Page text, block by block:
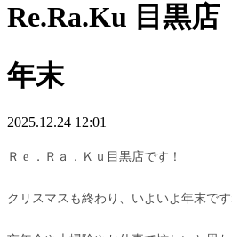
Re.Ra.Ku 目黒店
年末
2025.12.24 12:01
Ｒ e ．Ｒａ．Ｋｕ目黒店です！
クリスマスも終わり、いよいよ年末です